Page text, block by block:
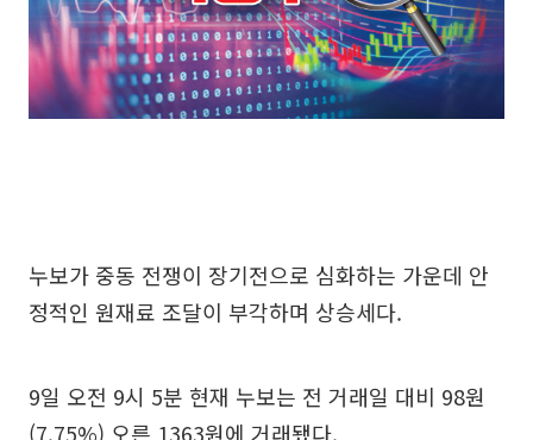
누보가 중동 전쟁이 장기전으로 심화하는 가운데 안
정적인 원재료 조달이 부각하며 상승세다.
9일 오전 9시 5분 현재 누보는 전 거래일 대비 98원
(7.75%) 오른 1363원에 거래됐다.